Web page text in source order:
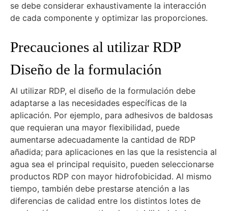
se debe considerar exhaustivamente la interacción
de cada componente y optimizar las proporciones.
Precauciones al utilizar RDP
Diseño de la formulación
Al utilizar RDP, el diseño de la formulación debe
adaptarse a las necesidades específicas de la
aplicación. Por ejemplo, para adhesivos de baldosas
que requieran una mayor flexibilidad, puede
aumentarse adecuadamente la cantidad de RDP
añadida; para aplicaciones en las que la resistencia al
agua sea el principal requisito, pueden seleccionarse
productos RDP con mayor hidrofobicidad. Al mismo
tiempo, también debe prestarse atención a las
diferencias de calidad entre los distintos lotes de